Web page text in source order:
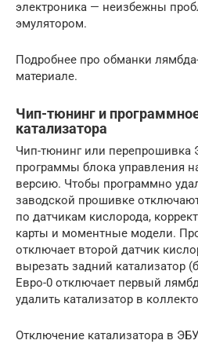
электроника — неизбежны
эмулятором.
Подробнее про обманки
материале.
Чип-тюнинг и
катализатора
Чип-тюнинг или перепрошивка
программы блока управления
версию. Чтобы программно
заводской прошивке
по датчикам кислорода,
карты и моментные модели.
отключает второй датчик
вырезать задний катализатор
Евро-0 отключает первый
удалить катализатор в
Отключение катализатора в